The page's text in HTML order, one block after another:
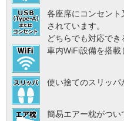
各座席にコンセン
されています。
どちらでも対応でき
車内WiFi設備を搭載
使い捨てのスリッパ
簡易エアー枕がつい